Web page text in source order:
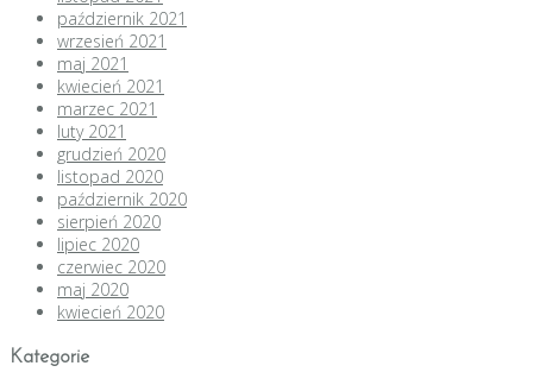
październik 2021
wrzesień 2021
maj 2021
kwiecień 2021
marzec 2021
luty 2021
grudzień 2020
listopad 2020
październik 2020
sierpień 2020
lipiec 2020
czerwiec 2020
maj 2020
kwiecień 2020
Kategorie